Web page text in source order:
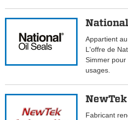
National
Appartient
L'offre de
Simmer
usages.
Fabricant